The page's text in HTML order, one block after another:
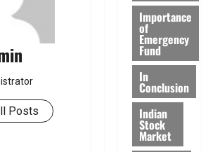
Posts
Importance
of
Emergency
Fund
In
Conclusion
Indian
Stock
Market